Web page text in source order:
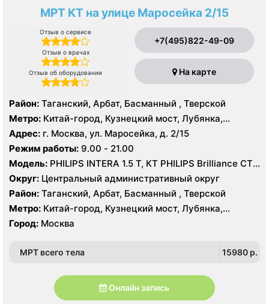
МРТ КТ на улице Маросейка 2/15
Отзыв о сервисе
Отзыв о врачах
Отзыв об оборудовании
+7(495)822-49-09
На карте
Район: Таганский, Арбат, Басманный , Тверской
Метро: Китай-город, Кузнецкий мост, Лубянка,
Охотный ряд, Площадь Революции, Сретенский
бульвар, Театральная
Адрес: г. Москва, ул. Маросейка, д. 2/15
Режим работы: 9.00 - 21.00
Модель: PHILIPS INTERA 1.5 T, КТ PHILIPS Brilliance CT
16 срезов
Округ: Центральный административный округ
Район: Таганский, Арбат, Басманный , Тверской
Метро: Китай-город, Кузнецкий мост, Лубянка,
Охотный ряд, Площадь Революции, Сретенский
бульвар, Театральная
Город: Москва
МРТ всего тела 15980 p.
Онлайн запись